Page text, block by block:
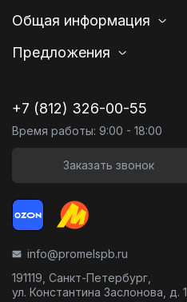
Общая информация
Предложения
+7 (812) 326-00-55
Время работы: 9:00 - 18:00
Заказать звонок
info@promelspb.ru
191119, Санкт-Петербург,
ул. Константина Заслонова, д. 1,